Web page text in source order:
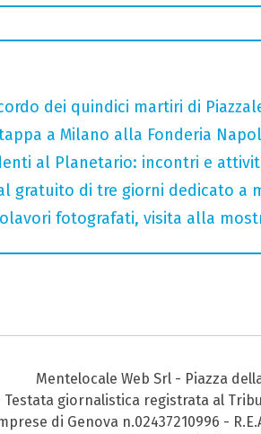
dei quindici martiri di
a Milano alla Fonderia
al Planetario: incontri e
gratuito di tre giorni dedicato a
fotografati, visita alla
Mentelocale Web Srl - Piazza
Testata giornalistica registrata al
di Genova n.02437210996 -